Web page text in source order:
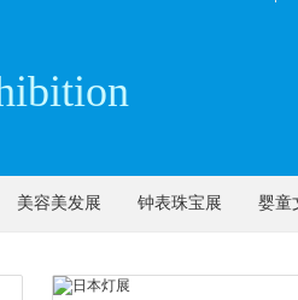
美容美发展 钟表珠宝展 婴童